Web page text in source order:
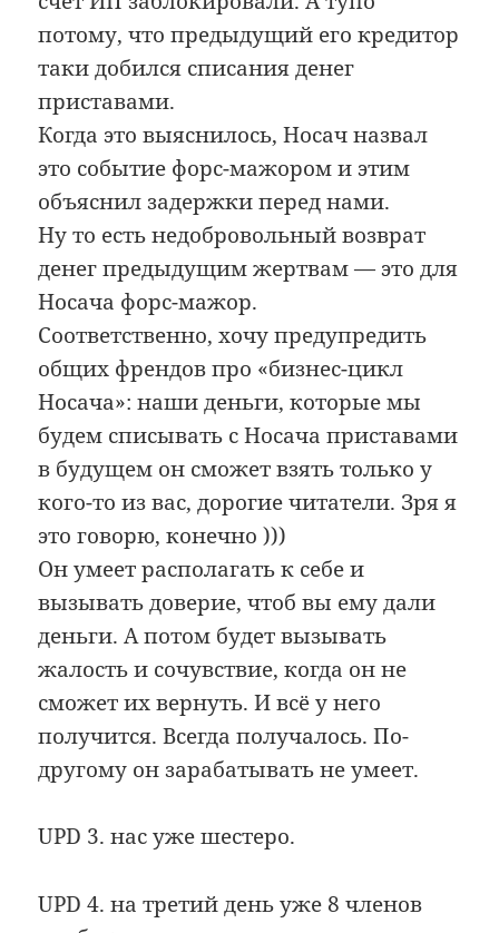
потому, что предыдущий его кредитор
таки добился списания денег
приставами.
Когда это выяснилось, Носач назвал
это событие форс-мажором и этим
объяснил задержки перед нами.
Ну то есть недобровольный возврат
денег предыдущим жертвам — это для
Носача форс-мажор.
Соответственно, хочу предупредить
общих френдов про «бизнес-цикл
Носача»: наши деньги, которые мы
будем списывать с Носача приставами
в будущем он сможет взять только у
кого-то из вас, дорогие читатели. Зря я
это говорю, конечно )))
Он умеет располагать к себе и
вызывать доверие, чтоб вы ему дали
деньги. А потом будет вызывать
жалость и сочувствие, когда он не
сможет их вернуть. И всё у него
получится. Всегда получалось. По-
другому он зарабатывать не умеет.
UPD 3. нас уже шестеро.
UPD 4. на третий день уже 8 членов